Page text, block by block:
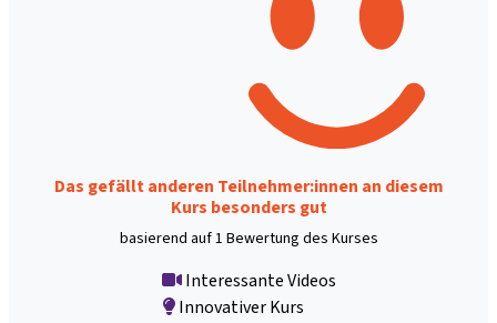
Das gefällt anderen Teilnehmer:innen an diesem
Kurs besonders gut
basierend auf 1 Bewertung des Kurses
Interessante Videos
Innovativer Kurs